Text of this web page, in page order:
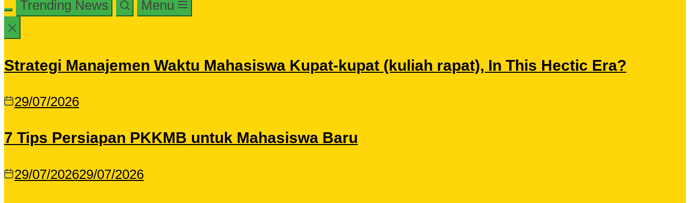
Trending News Menu
Strategi Manajemen Waktu Mahasiswa Kupat-kupat (kuliah rapat), In This Hectic Era?
29/07/2026
7 Tips Persiapan PKKMB untuk Mahasiswa Baru
29/07/202629/07/2026